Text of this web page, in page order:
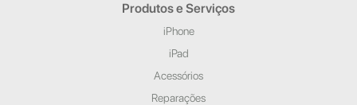
Produtos e Serviços
iPhone
iPad
Acessórios
Reparações